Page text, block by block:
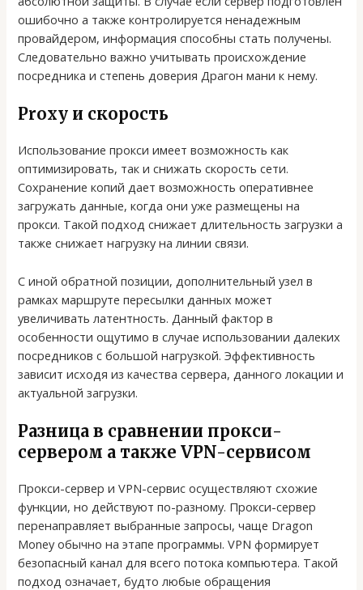
ошибочно а также контролируется ненадежным
провайдером, информация способны стать получены.
Следовательно важно учитывать происхождение
посредника и степень доверия Драгон мани к нему.
Proxy и скорость
Использование прокси имеет возможность как
оптимизировать, так и снижать скорость сети.
Сохранение копий дает возможность оперативнее
загружать данные, когда они уже размещены на
прокси. Такой подход снижает длительность загрузки а
также снижает нагрузку на линии связи.
С иной обратной позиции, дополнительный узел в
рамках маршруте пересылки данных может
увеличивать латентность. Данный фактор в
особенности ощутимо в случае использовании далеких
посредников с большой нагрузкой. Эффективность
зависит исходя из качества сервера, данного локации и
актуальной загрузки.
Разница в сравнении прокси-
сервером а также VPN-сервисом
Прокси-сервер и VPN-сервис осуществляют схожие
функции, но действуют по-разному. Прокси-сервер
перенаправляет выбранные запросы, чаще Dragon
Money обычно на этапе программы. VPN формирует
безопасный канал для всего потока компьютера. Такой
подход означает, будто любые обращения